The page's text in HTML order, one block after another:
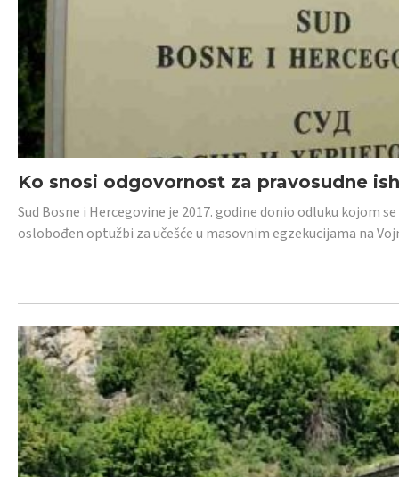
Ko snosi odgovornost za pravosudne
Sud Bosne i Hercegovine je 2017. godine donio odluku kojom
oslobođen optužbi za učešće u masovnim egzekucijama na